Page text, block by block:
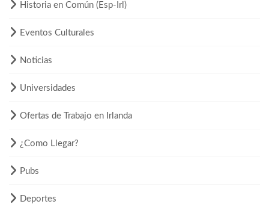
Historia en Común (Esp-Irl)
Eventos Culturales
Noticias
Universidades
Ofertas de Trabajo en Irlanda
¿Como Llegar?
Pubs
Deportes